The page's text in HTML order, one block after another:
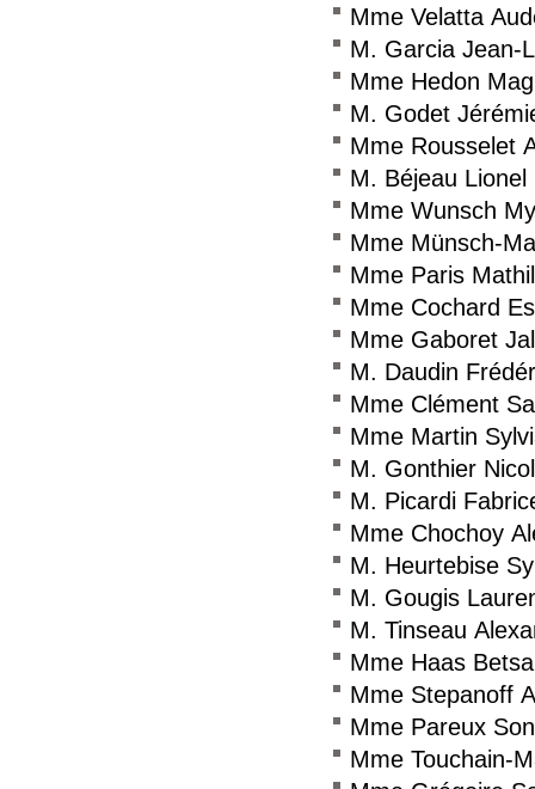
Mme Velatta
M. Garcia Jean-
Mme Hedon
M. Godet
Mme Rousselet
M. Béjeau Lionel
Mme Wunsch
Mme Münsch-
Mme Paris
Mme Cochard
Mme Gaboret
M. Daudin
Mme Clément
Mme Martin
M. Gonthier
M. Picardi
Mme Chochoy
M. Heurtebise
M. Gougis
M. Tinseau
Mme Haas
Mme Stepanoff
Mme Pareux
Mme Touchain-